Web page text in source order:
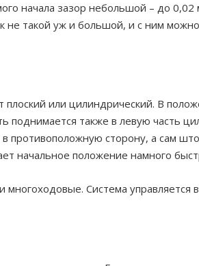
начала зазор небольшой – до 0,02
не такой уж и большой, и с ним
или цилиндрический. В
поднимается также в левую часть
противоположную сторону, а сам
начальное положение намного
Система управляется